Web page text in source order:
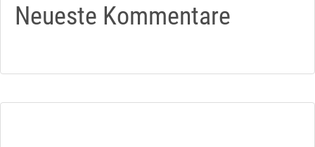
Neueste Kommentare